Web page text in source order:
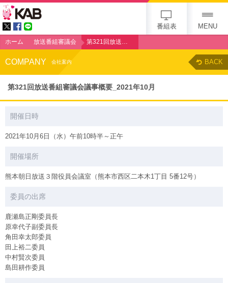
番組表 MENU
ホーム 放送番組審議会 第321回放送番組審議会議事概要_2021年10月
COMPANY 会社案内 BACK
第321回放送番組審議会議事概要_2021年10月
開催日時
2021年10月6日（水）午前10時半～正午
開催場所
熊本朝日放送３階役員会議室（熊本市西区二本木1丁目 5番12号）
委員の出席
鹿瀬島正剛委員長
原幸代子副委員長
⻆田幸太郎委員
田上裕二委員
中村賢次委員
島田耕作委員